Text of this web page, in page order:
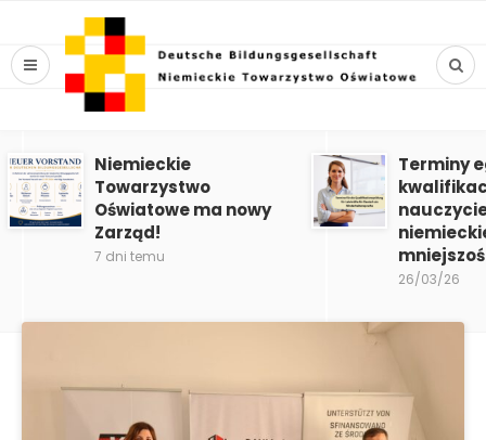
Niemieckie
Towarzystwo
Oświatowe ma nowy
Zarząd!
7 dni temu
Terminy
26/03/26